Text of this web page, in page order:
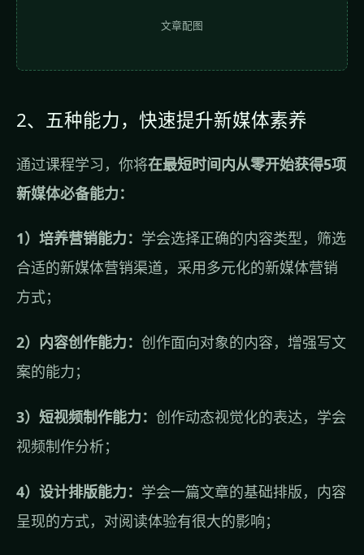
文章配图
2、五种能力，快速提升新媒体素养
通过课程学习，你将在最短时间内从零开始获得5项
新媒体必备能力：
1）培养营销能力： 学会选择正确的内容类型，筛选
合适的新媒体营销渠道，采用多元化的新媒体营销
方式；
2）内容创作能力： 创作面向对象的内容，增强写文
案的能力；
3）短视频制作能力： 创作动态视觉化的表达，学会
视频制作分析；
4）设计排版能力： 学会一篇文章的基础排版，内容
呈现的方式，对阅读体验有很大的影响；